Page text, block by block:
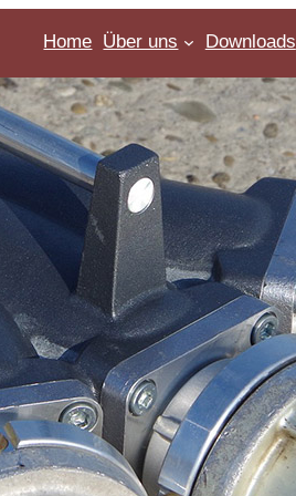
Home Über uns Downloads